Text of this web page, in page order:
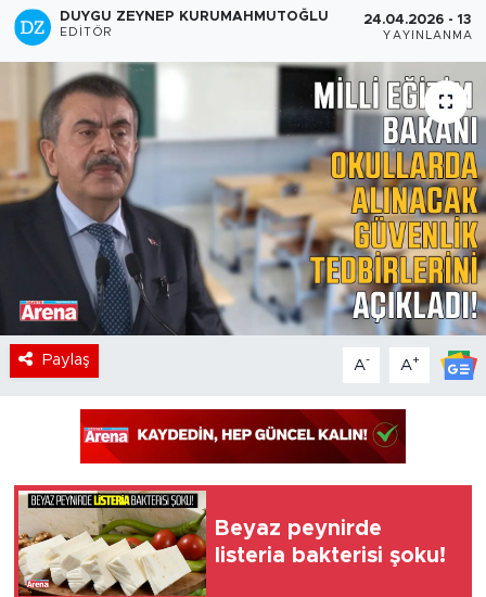
DUYGU ZEYNEP KURUMAHMUTOĞLU
EDITÖR
24.04.2026 -
YAYINLANMA
Paylaş A- A+
Beyaz peynirde
listeria bakterisi şoku!